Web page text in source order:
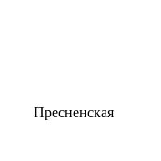
Пресненская